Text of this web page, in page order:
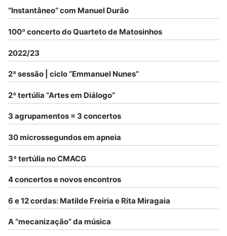
“Instantâneo” com Manuel Durão
100º concerto do Quarteto de Matosinhos
2022/23
2ª sessão | ciclo “Emmanuel Nunes”
2ª tertúlia “Artes em Diálogo”
3 agrupamentos = 3 concertos
30 microssegundos em apneia
3ª tertúlia no CMACG
4 concertos e novos encontros
6 e 12 cordas: Matilde Freiria e Rita Miragaia
A “mecanização” da música